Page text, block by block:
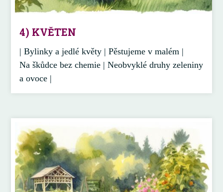
4) KVĚTEN
| Bylinky a jedlé květy | Pěstujeme v malém |
Na škůdce bez chemie | Neobvyklé druhy zeleniny
a ovoce |